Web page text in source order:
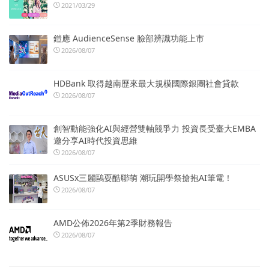
2021/03/29
鎧應 AudienceSense 臉部辨識功能上市
2026/08/07
HDBank 取得越南歷來最大規模國際銀團社會貸款
2026/08/07
創智動能強化AI與經營雙軸競爭力 投資長受臺大EMBA
邀分享AI時代投資思維
2026/08/07
ASUSx三麗鷗耍酷聯萌 潮玩開學祭搶抱AI筆電！
2026/08/07
AMD公佈2026年第2季財務報告
2026/08/07